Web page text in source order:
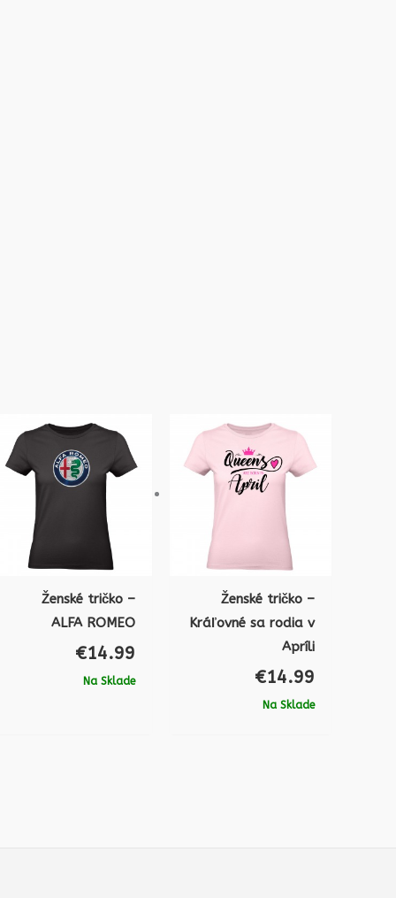
Ženské tričko –
ALFA ROMEO
€14.99
Na Sklade
Ženské tričko –
Kráľovné sa rodia v
Apríli
€14.99
Na Sklade